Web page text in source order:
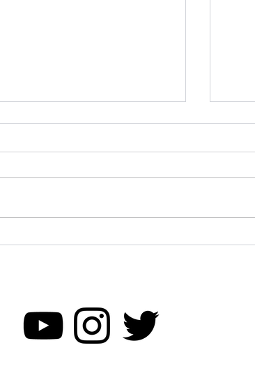
One heart 鶴の恩返し、他
One heart 鶴の恩返し • 公演日 ：
伊東市 針山愛美が想いを込めて
もいえる『白鳥の湖』の名場面を
中心に、多くの方が 心から楽し